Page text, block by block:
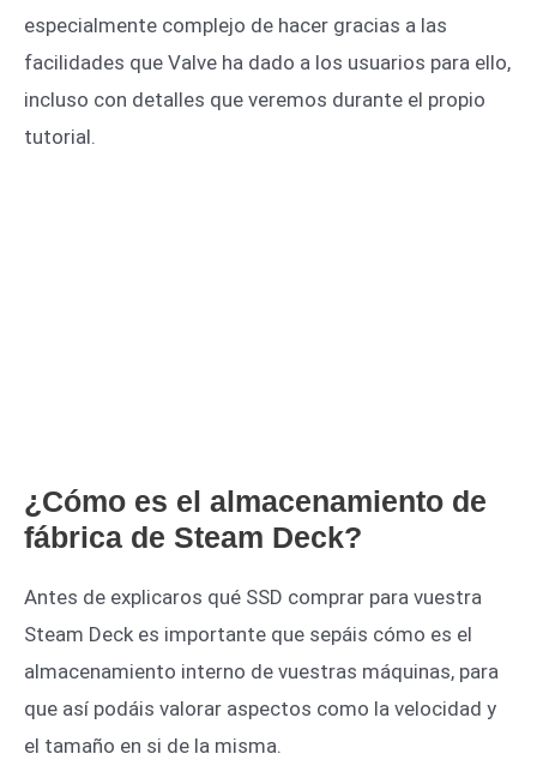
especialmente complejo de hacer gracias a las
facilidades que Valve ha dado a los usuarios para ello,
incluso con detalles que veremos durante el propio
tutorial.
¿Cómo es el almacenamiento de
fábrica de Steam Deck?
Antes de explicaros qué SSD comprar para vuestra
Steam Deck es importante que sepáis cómo es el
almacenamiento interno de vuestras máquinas, para
que así podáis valorar aspectos como la velocidad y
el tamaño en si de la misma.